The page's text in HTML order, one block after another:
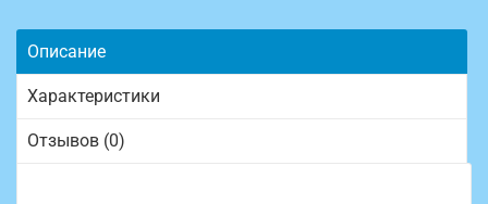
Описание
Характеристики
Отзывов (0)